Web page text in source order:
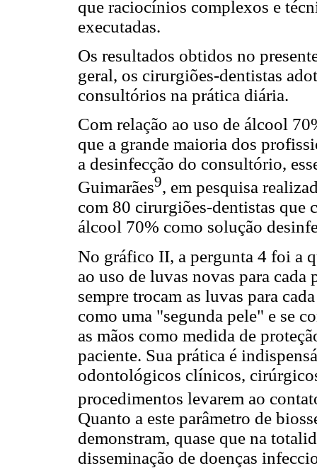
que raciocínios complexos e
executadas.
Os resultados obtidos no
geral, os cirurgiões-dentistas
consultórios na prática diária.
Com relação ao uso de álcool
que a grande maioria dos
a desinfecção do consultório,
Guimarães9, em pesquisa
com 80 cirurgiões-dentistas que
álcool 70% como solução
No gráfico II, a pergunta 4 foi a
ao uso de luvas novas para
sempre trocam as luvas para
como uma "segunda pele" e se
as mãos como medida de
paciente. Sua prática é
odontológicos clínicos,
procedimentos levarem ao
Quanto a este parâmetro de
demonstram, quase que na
disseminação de doenças